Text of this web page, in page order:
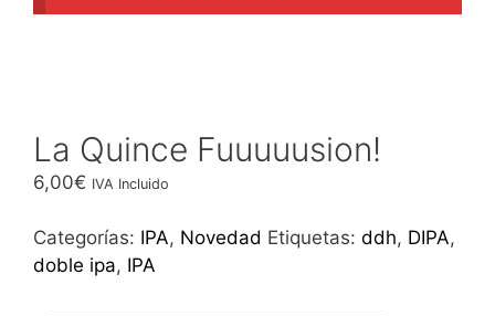
La Quince Fuuuuusion!
6,00€ IVA Incluido
Categorías: IPA, Novedad Etiquetas: ddh, DIPA,
doble ipa, IPA